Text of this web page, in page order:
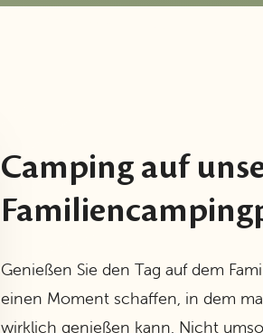
Camping auf
Genießen Sie den Tag auf dem
einen Moment schaffen, in dem
wirklich genießen kann. Nicht